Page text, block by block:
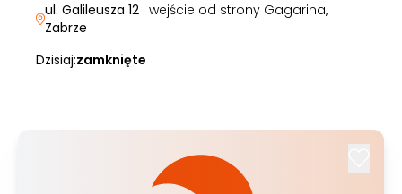
ul. Galileusza 12| wejście od strony Gagarina,
Zabrze
Dzisiaj:zamknięte